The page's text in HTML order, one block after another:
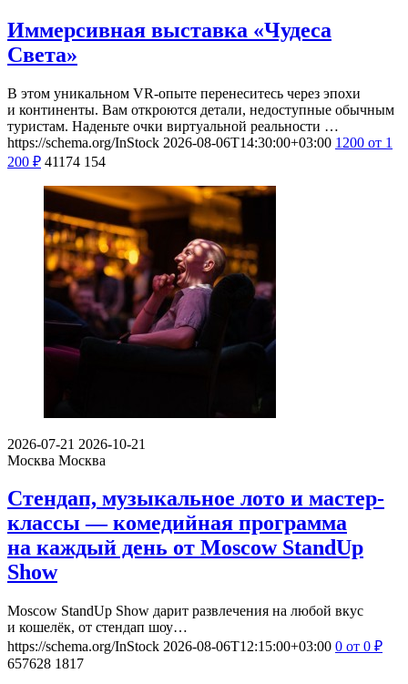
Иммерсивная выставка «Чудеса
Света»
В этом уникальном VR-опыте перенеситесь через эпохи
и континенты. Вам откроются детали, недоступные обычным
туристам. Наденьте очки виртуальной реальности …
https://schema.org/InStock 2026-08-06T14:30:00+03:00 1200 от 1
200 ₽ 41174 154
2026-07-21 2026-10-21
Москва Москва
Стендап, музыкальное лото и мастер-
классы — комедийная программа
на каждый день от Moscow StandUp
Show
Moscow StandUp Show дарит развлечения на любой вкус
и кошелёк, от стендап шоу…
https://schema.org/InStock 2026-08-06T12:15:00+03:00 0 от 0 ₽
657628 1817